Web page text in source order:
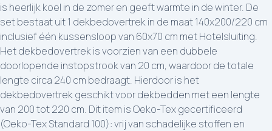
is heerlijk koel in de zomer en geeft warmte in de winter. De
set bestaat uit 1 dekbedovertrek in de maat 140x200/220 cm
inclusief één kussensloop van 60x70 cm met Hotelsluiting.
Het dekbedovertrek is voorzien van een dubbele
doorlopende instopstrook van 20 cm, waardoor de totale
lengte circa 240 cm bedraagt. Hierdoor is het
dekbedovertrek geschikt voor dekbedden met een lengte
van 200 tot 220 cm. Dit item is Oeko-Tex gecertificeerd
(Oeko-Tex Standard 100): vrij van schadelijke stoffen en